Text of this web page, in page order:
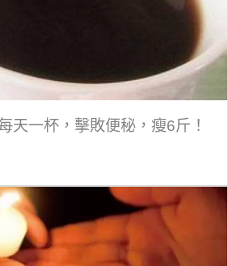
天一杯，擊敗便秘，瘦6斤！